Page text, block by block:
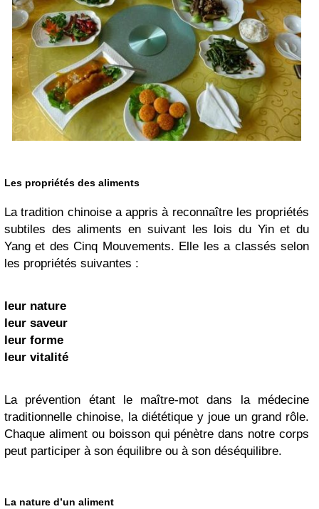
Les propriétés des aliments
La tradition chinoise a appris à reconnaître les propriétés
subtiles des aliments en suivant les lois du Yin et du
Yang et des Cinq Mouvements. Elle les a classés selon
les propriétés suivantes :
leur nature
leur saveur
leur forme
leur vitalité
La prévention étant le maître-mot dans la médecine
traditionnelle chinoise, la diététique y joue un grand rôle.
Chaque aliment ou boisson qui pénètre dans notre corps
peut participer à son équilibre ou à son déséquilibre.
La nature d’un aliment